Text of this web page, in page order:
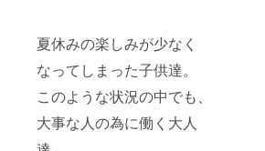
夏休みの楽しみが少なく
なってしまった子供達。
このような状況の中でも、
大事な人の為に働く大人